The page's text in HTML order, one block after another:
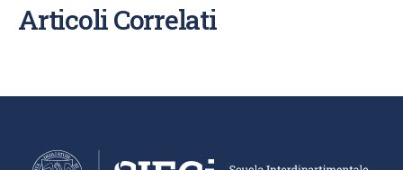
Articoli Correlati